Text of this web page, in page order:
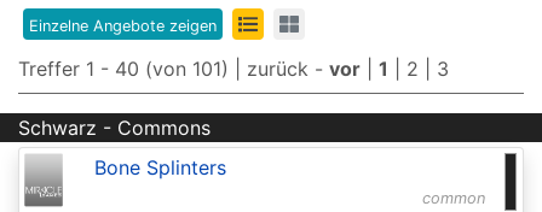
Edition
8th
9th
Edition
Einzelne Angebote zeigen
Treffer 1 - 40 (von 101) | zurück - vor 1 2 3
Schwarz - Commons
common
Bone Splinters